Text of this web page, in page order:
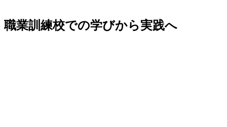
職業訓練校での学びから実践へ